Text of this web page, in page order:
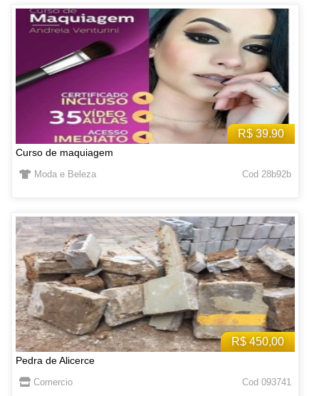
R$ 39.90
Curso de maquiagem
Moda e Beleza Cod 28b92b
R$ 450,00
Pedra de Alicerce
Comercio Cod 093741